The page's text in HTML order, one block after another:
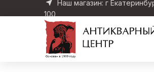
Наш магазин: г
100